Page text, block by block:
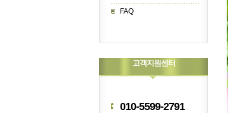
FAQ
고객지원센터
010-5599-2791